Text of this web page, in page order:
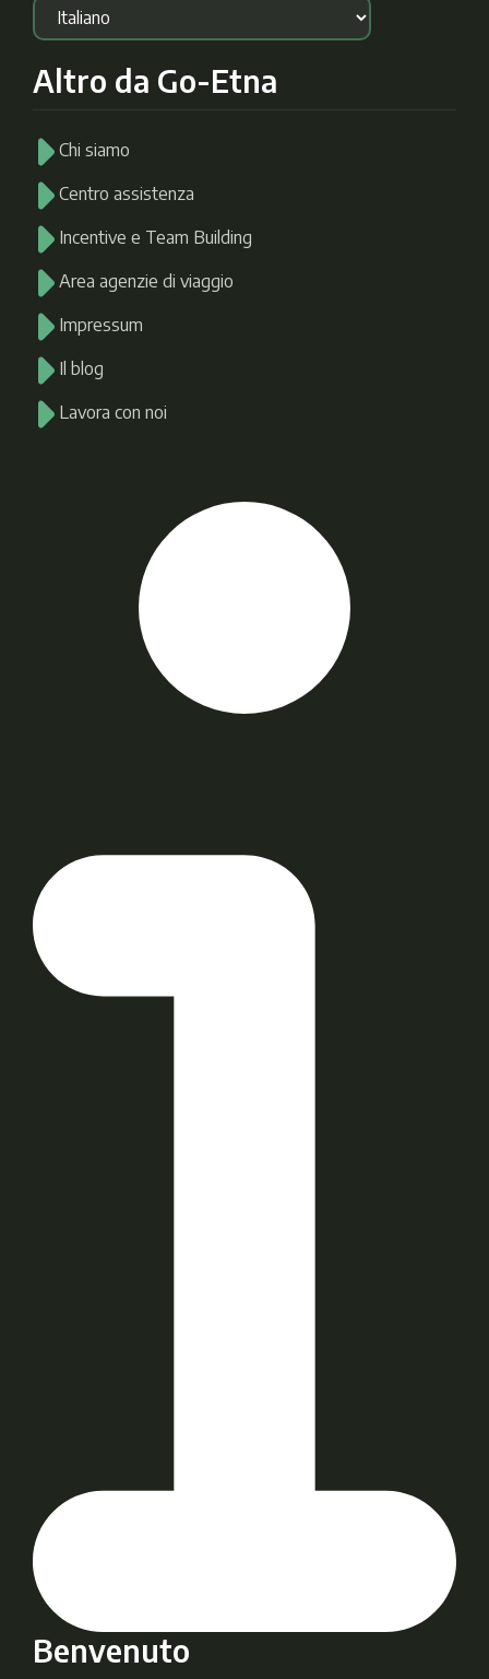
Altro da Go-Etna
Chi siamo
Centro assistenza
Incentive e Team Building
Area agenzie di viaggio
Impressum
Il blog
Lavora con noi
Benvenuto